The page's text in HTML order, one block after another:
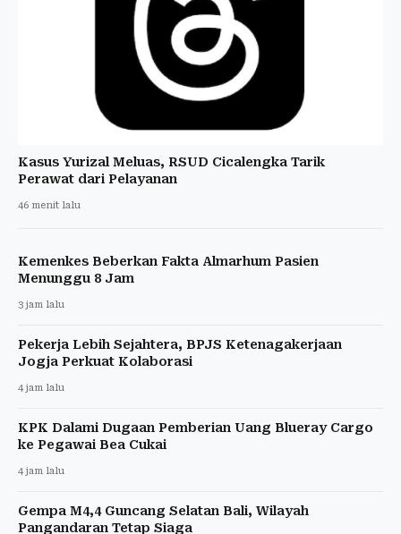
Kasus Yurizal Meluas, RSUD Cicalengka Tarik
Perawat dari Pelayanan
46 menit lalu
Kemenkes Beberkan Fakta Almarhum Pasien
Menunggu 8 Jam
3 jam lalu
Pekerja Lebih Sejahtera, BPJS Ketenagakerjaan
Jogja Perkuat Kolaborasi
4 jam lalu
KPK Dalami Dugaan Pemberian Uang Blueray Cargo
ke Pegawai Bea Cukai
4 jam lalu
Gempa M4,4 Guncang Selatan Bali, Wilayah
Pangandaran Tetap Siaga